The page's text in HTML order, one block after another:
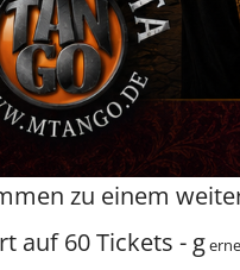
zu einem
auf 60 Tickets - g